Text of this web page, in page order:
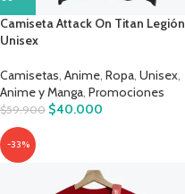
Camiseta Attack On Titan Legión
Unisex
Camisetas, Anime, Ropa, Unisex,
Anime y Manga, Promociones
$59.900 $40.000
-33%